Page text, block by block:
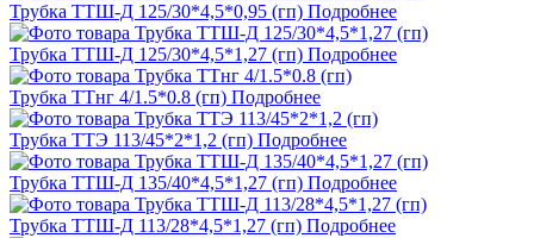
Трубка ТТШ-Д 125/30*4,5*0,95 (гп) Подробнее
Трубка ТТШ-Д 125/30*4,5*1,27 (гп) Подробнее
Трубка ТТнг 4/1.5*0.8 (гп) Подробнее
Трубка ТТЭ 113/45*2*1,2 (гп) Подробнее
Трубка ТТШ-Д 135/40*4,5*1,27 (гп) Подробнее
Трубка ТТШ-Д 113/28*4,5*1,27 (гп) Подробнее